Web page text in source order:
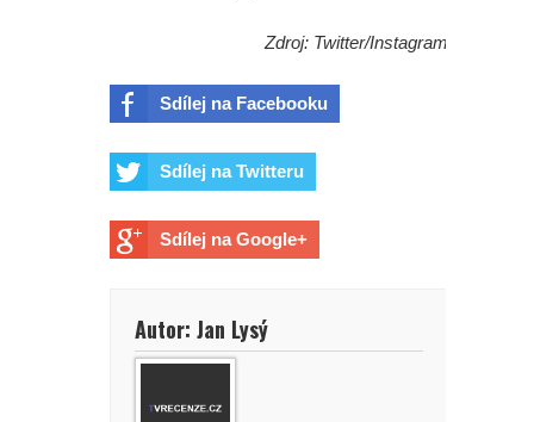
Zdroj: Twitter/Instagram
Sdílej na Facebooku
Sdílej na Twitteru
Sdílej na Google+
Autor: Jan Lysý